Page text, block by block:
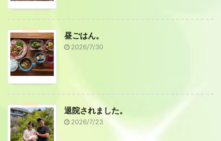
昼ごはん。
2026/7/30
退院されました。
2026/7/23